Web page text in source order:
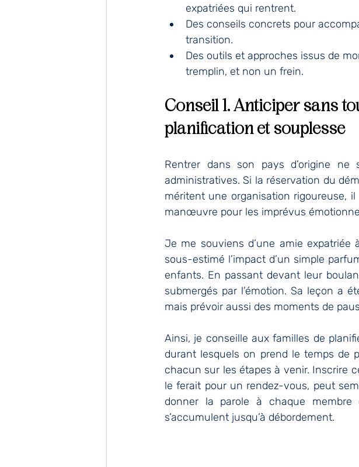
expatriées qui rentrent.
Des conseils concrets pour
transition.
Des outils et approches issus de
tremplin, et non un frein.
Conseil 1. Anticiper sans
planification et souplesse
Rentrer dans son pays d’origine
administratives. Si la réservation du
méritent une organisation rigoureuse,
manœuvre pour les imprévus
Je me souviens d’une amie
sous-estimé l’impact d’un simple
enfants. En passant devant leur
submergés par l’émotion. Sa leçon a
mais prévoir aussi des moments de
Ainsi, je conseille aux familles de
durant lesquels on prend le temps de
chacun sur les étapes à venir. Inscrire
le ferait pour un rendez-vous, peut
donner la parole à chaque
s’accumulent jusqu’à débordement.